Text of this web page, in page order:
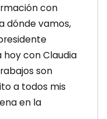
con
dónde vamos,
hoy con Claudia
son
a todos mis
en la